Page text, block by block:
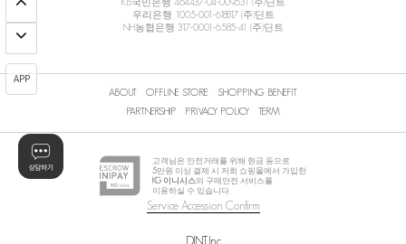
APP
우리은행 1005-001-618817 (주)딘트
NH농협은행 317-0001-6585-41 (주)딘트
ABOUT OFFLINE STORE
SHOPPING BENEFIT
PARTNERSHIP
PRIVACY POLICY TERM
고객님은 안전거래를 위해 현금 등으로
5만원 이상 결제 시 저희 쇼핑몰에서 가입한
KG 이니시스의 구매안전 서비스를
이용하실 수 있습니다.
Service Accession Confirm
DINT.Inc